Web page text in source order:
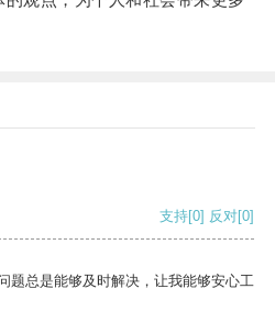
支持[0] 反对[0]
题总是能够及时解决，让我能够安心工